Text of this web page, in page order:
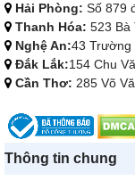
Hải Phòng: Số 879
Thanh Hóa: 523 Bà
Nghệ An:43 Trường
Đắk Lắk:154 Chu
Cần Thơ: 285 Võ
Thông tin chung